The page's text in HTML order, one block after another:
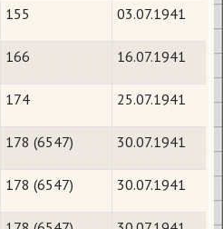
155 03.07.1941
166 16.07.1941
174 25.07.1941
178 (6547) 30.07.1941
178 (6547) 30.07.1941